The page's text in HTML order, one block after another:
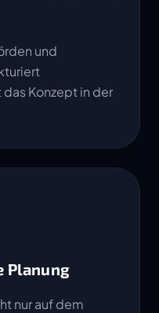
und
Konzept in der
Planung
nur auf dem